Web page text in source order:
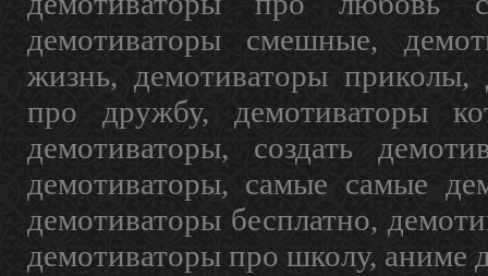
демотиваторы смешные,
жизнь, демотиваторы приколы,
про дружбу, демотиваторы
демотиваторы, создать
демотиваторы, самые самые
демотиваторы бесплатно,
демотиваторы про школу, аниме